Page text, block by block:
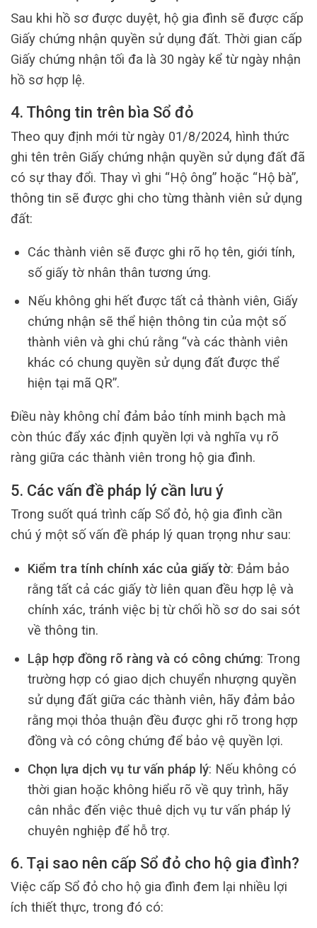
Sau khi hồ sơ được duyệt, hộ gia đình sẽ được cấp
Giấy chứng nhận quyền sử dụng đất. Thời gian cấp
Giấy chứng nhận tối đa là 30 ngày kể từ ngày nhận
hồ sơ hợp lệ.
4. Thông tin trên bìa Sổ đỏ
Theo quy định mới từ ngày 01/8/2024, hình thức
ghi tên trên Giấy chứng nhận quyền sử dụng đất đã
có sự thay đổi. Thay vì ghi “Hộ ông” hoặc “Hộ bà”,
thông tin sẽ được ghi cho từng thành viên sử dụng
đất:
Các thành viên sẽ được ghi rõ họ tên, giới tính,
số giấy tờ nhân thân tương ứng.
Nếu không ghi hết được tất cả thành viên, Giấy
chứng nhận sẽ thể hiện thông tin của một số
thành viên và ghi chú rằng “và các thành viên
khác có chung quyền sử dụng đất được thể
hiện tại mã QR”.
Điều này không chỉ đảm bảo tính minh bạch mà
còn thúc đẩy xác định quyền lợi và nghĩa vụ rõ
ràng giữa các thành viên trong hộ gia đình.
5. Các vấn đề pháp lý cần lưu ý
Trong suốt quá trình cấp Sổ đỏ, hộ gia đình cần
chú ý một số vấn đề pháp lý quan trọng như sau:
Kiểm tra tính chính xác của giấy tờ: Đảm bảo
rằng tất cả các giấy tờ liên quan đều hợp lệ và
chính xác, tránh việc bị từ chối hồ sơ do sai sót
về thông tin.
Lập hợp đồng rõ ràng và có công chứng: Trong
trường hợp có giao dịch chuyển nhượng quyền
sử dụng đất giữa các thành viên, hãy đảm bảo
rằng mọi thỏa thuận đều được ghi rõ trong hợp
đồng và có công chứng để bảo vệ quyền lợi.
Chọn lựa dịch vụ tư vấn pháp lý: Nếu không có
thời gian hoặc không hiểu rõ về quy trình, hãy
cân nhắc đến việc thuê dịch vụ tư vấn pháp lý
chuyên nghiệp để hỗ trợ.
6. Tại sao nên cấp Sổ đỏ cho hộ gia đình?
Việc cấp Sổ đỏ cho hộ gia đình đem lại nhiều lợi
ích thiết thực, trong đó có: